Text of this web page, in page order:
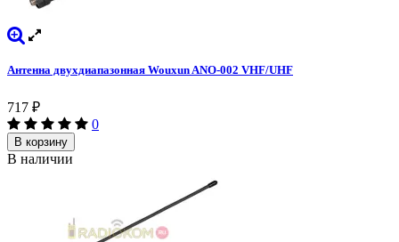
Антенна двухдиапазонная Wouxun ANO-002 VHF/UHF
717 ₽
0
В корзину
В наличии